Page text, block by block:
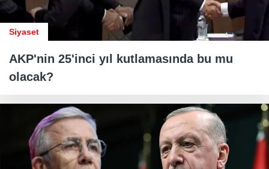
Siyaset
AKP'nin 25'inci yıl kutlamasında bu mu
olacak?